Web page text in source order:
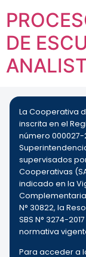
DE
La Cooperativa
inscrita en el
número 000027-
supervisados
Cooperativas
indicado en la
Complementaria
N° 30822, la
SBS N° 3274-
normativa
Para acceder a